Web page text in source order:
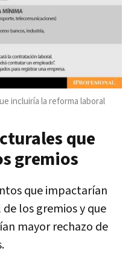
incluiría la reforma laboral
que
gremios
que impactarían
los gremios y que
mayor rechazo de